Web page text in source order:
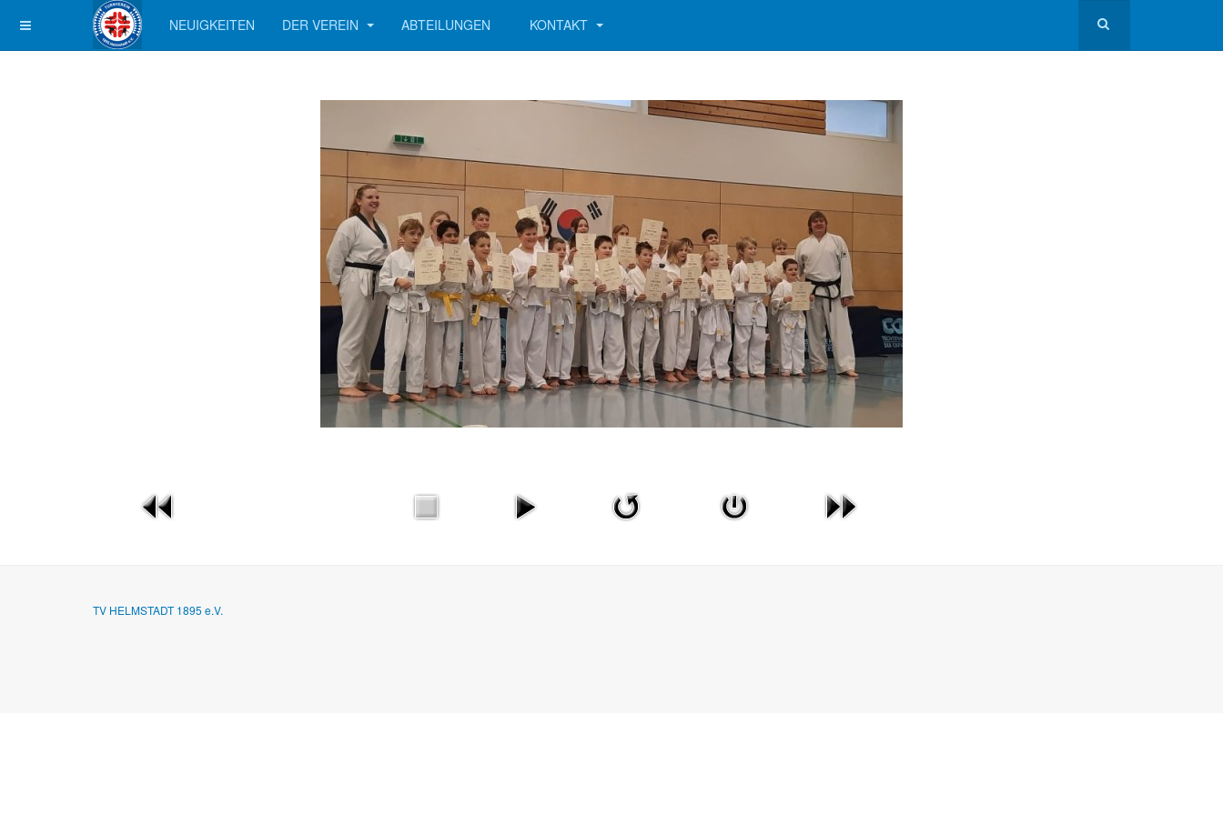
NEUIGKEITEN DER VEREIN ABTEILUNGEN KONTAKT
TV HELMSTADT 1895 e.V.